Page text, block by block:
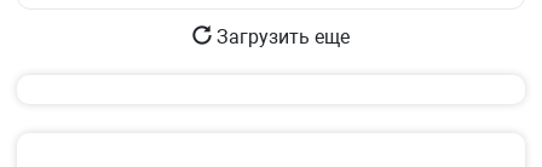
Загрузить еще